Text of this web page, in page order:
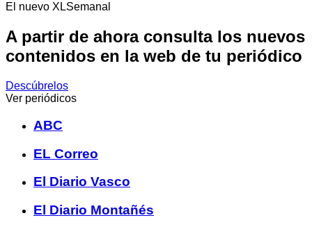
El nuevo XLSemanal
A partir de ahora consulta los nuevos
contenidos en la web de tu periódico
Descúbrelos
Ver periódicos
ABC
EL Correo
El Diario Vasco
El Diario Montañés